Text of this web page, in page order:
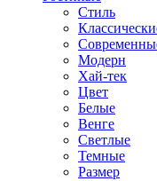
Стиль
Модерн
Хай-тек
Цвет
Белые
Венге
Светлые
Темные
Размер